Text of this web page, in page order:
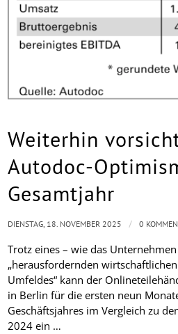
Weiterhin
Autodoc-
Gesamtjahr
Trotz eines – wie das
„herausfordernden
Umfeldes“ kann der
in Berlin für die ersten neun
Geschäftsjahres im Vergleich zu
2024 ein …
DIENSTAG, 18. NOVEMBER 2025 / 0